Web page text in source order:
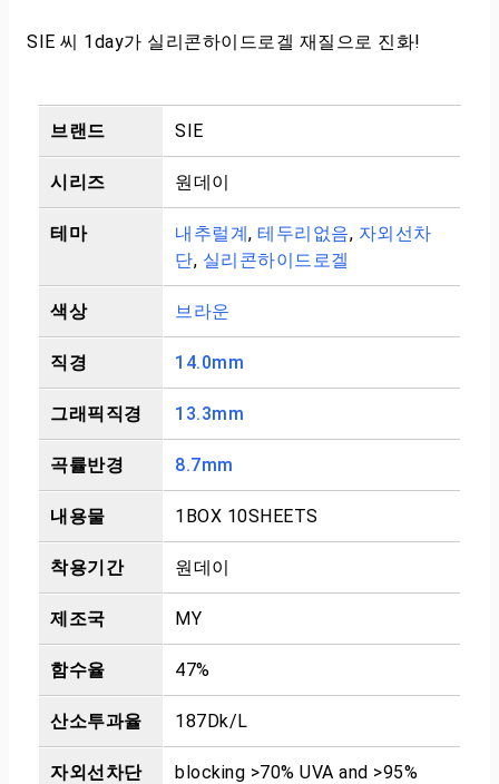
SIE 씨 1day가 실리콘하이드로겔 재질으로 진화!
브랜드 SIE
시리즈 원데이
테마 내추럴계, 테두리없음, 자외선차
단, 실리콘하이드로겔
색상 브라운
직경 14.0mm
그래픽직경 13.3mm
곡률반경 8.7mm
내용물 1BOX 10SHEETS
착용기간 원데이
제조국 MY
함수율 47%
산소투과율 187Dk/L
자외선차단 blocking >70% UVA and >95%